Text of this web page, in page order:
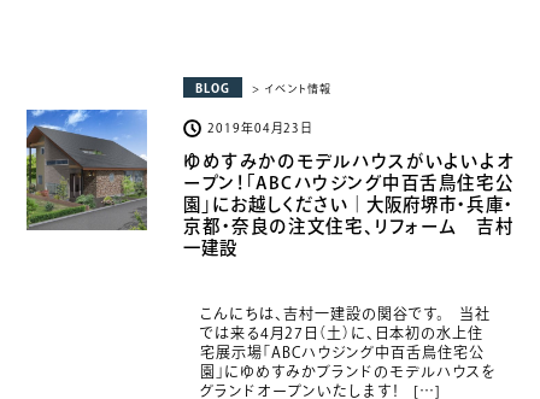
BLOG > イベント情報
2019年04月23日
ゆめすみかのモデルハウスがいよいよオ
ープン！「ABCハウジング中百舌鳥住宅公
園」にお越しください｜大阪府堺市・兵庫・
京都・奈良の注文住宅、リフォーム 吉村
一建設
こんにちは、吉村一建設の関谷です。 当社
では来る4月27日（土）に、日本初の水上住
宅展示場「ABCハウジング中百舌鳥住宅公
園」にゆめすみかブランドのモデルハウスを
グランドオープンいたします！ […]